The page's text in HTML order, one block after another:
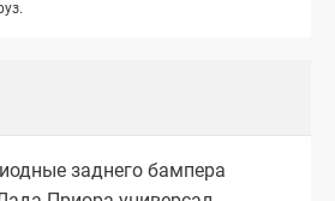
заднего бампера